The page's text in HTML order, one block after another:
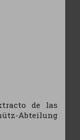
de las
Abteilung